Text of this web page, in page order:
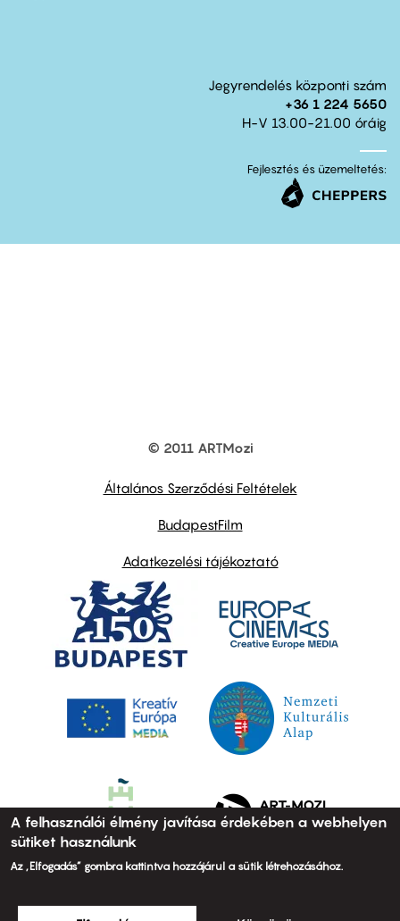
Jegyrendelés központi szám
+36 1 224 5650
H-V 13.00-21.00 óráig
Fejlesztés és üzemeltetés:
© 2011 ARTMozi
Általános Szerződési Feltételek
BudapestFilm
Adatkezelési tájékoztató
A felhasználói élmény javítása érdekében a webhelyen
sütiket használunk
Az „Elfogadás” gombra kattintva hozzájárul a sütik létrehozásához.